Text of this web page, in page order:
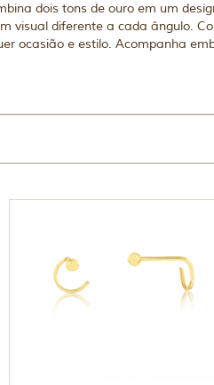
dois tons de ouro em um
visual diferente a cada ângulo.
ocasião e estilo. Acompanha